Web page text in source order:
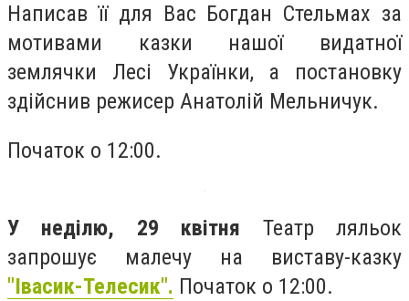
Написав її для Вас Богдан Стельмах за
мотивами казки нашої видатної
землячки Лесі Українки, а постановку
здійснив режисер Анатолій Мельничук.
Початок о 12:00.
У неділю, 29 квітня Театр ляльок
запрошує малечу на виставу-казку
"Івасик-Телесик". Початок о 12:00.